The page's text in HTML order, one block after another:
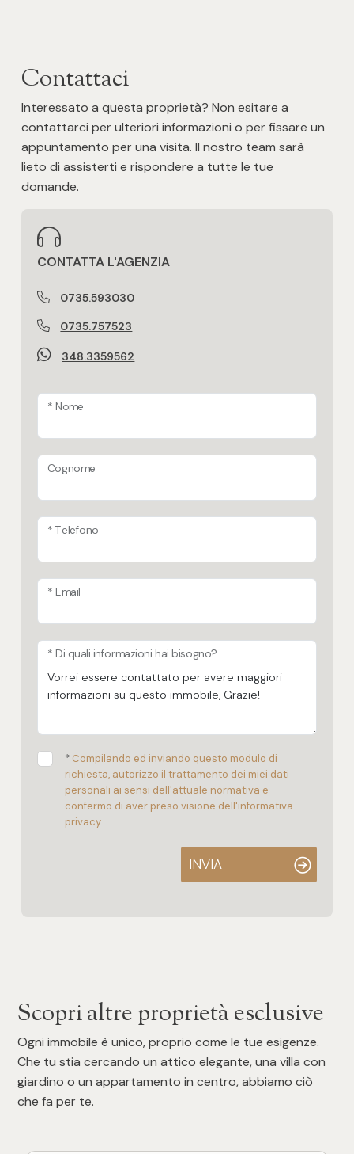
Contattaci
Interessato a questa proprietà? Non esitare a
contattarci per ulteriori informazioni o per fissare un
appuntamento per una visita. Il nostro team sarà
lieto di assisterti e rispondere a tutte le tue
domande.
CONTATTA L'AGENZIA
0735.593030
0735.757523
348.3359562
* Nome
Cognome
* Telefono
* Email
* Di quali informazioni hai bisogno?
* Compilando ed inviando questo modulo di
richiesta, autorizzo il trattamento dei miei dati
personali ai sensi dell'attuale normativa e
confermo di aver preso visione dell'informativa
privacy.
INVIA
Scopri altre proprietà esclusive
Ogni immobile è unico, proprio come le tue esigenze.
Che tu stia cercando un attico elegante, una villa con
giardino o un appartamento in centro, abbiamo ciò
che fa per te.
Ascensore
Arredato
Lusso